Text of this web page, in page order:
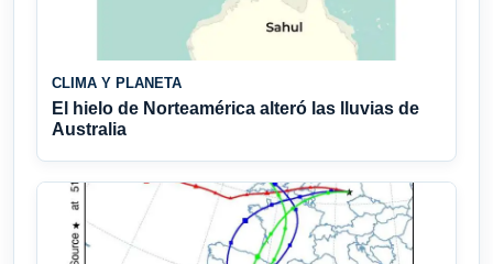
CLIMA Y PLANETA
El hielo de Norteamérica alteró las lluvias de
Australia